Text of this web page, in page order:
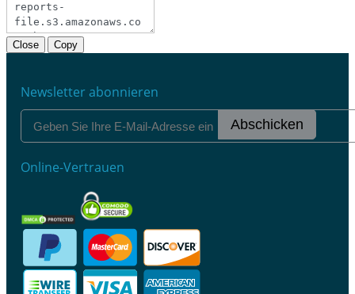
Close Copy
Newsletter abonnieren
Abschicken
Online-Vertrauen